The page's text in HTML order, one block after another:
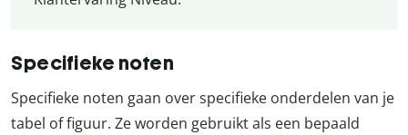
Specifieke noten
Specifieke noten gaan over specifieke onderdelen van je
tabel of figuur. Ze worden gebruikt als een bepaald